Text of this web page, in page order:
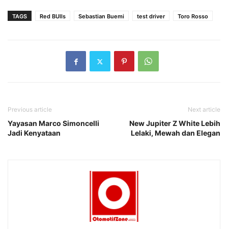
TAGS Red BUlls Sebastian Buemi test driver Toro Rosso
Previous article
Yayasan Marco Simoncelli
Jadi Kenyataan
Next article
New Jupiter Z White Lebih
Lelaki, Mewah dan Elegan